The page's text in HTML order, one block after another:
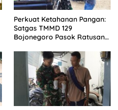
Perkuat Ketahanan Pangan:
Satgas TMMD 129
Bojonegoro Pasok Ratusan
Kesongo